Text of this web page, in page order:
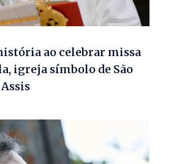
ao celebrar missa
igreja símbolo de São